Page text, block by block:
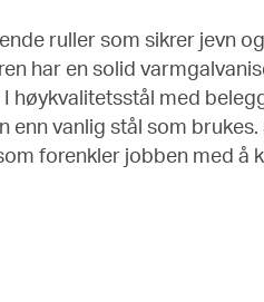
ruller som sikrer jevn
har en solid
med
vanlig stål som brukes.
forenkler jobben med å